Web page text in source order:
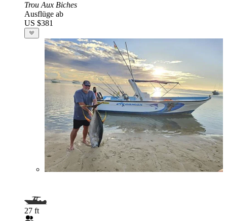
Trou Aux Biches
Ausflüge ab
US $381
27 ft